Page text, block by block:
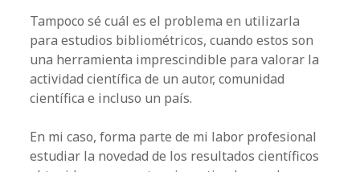
Tampoco sé cuál es el problema en utilizarla
para estudios bibliométricos, cuando estos son
una herramienta imprescindible para valorar la
actividad científica de un autor, comunidad
científica e incluso un país.
En mi caso, forma parte de mi labor profesional
estudiar la novedad de los resultados científicos